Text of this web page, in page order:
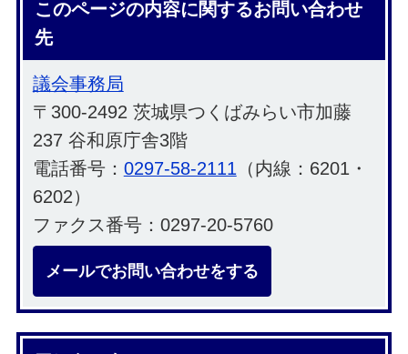
このページの内容に関するお問い合わせ
先
議会事務局
〒300-2492 茨城県つくばみらい市加藤
237 谷和原庁舎3階
電話番号： 0297-58-2111 （内線：6201・
6202）
ファクス番号：0297-20-5760
メールでお問い合わせをする